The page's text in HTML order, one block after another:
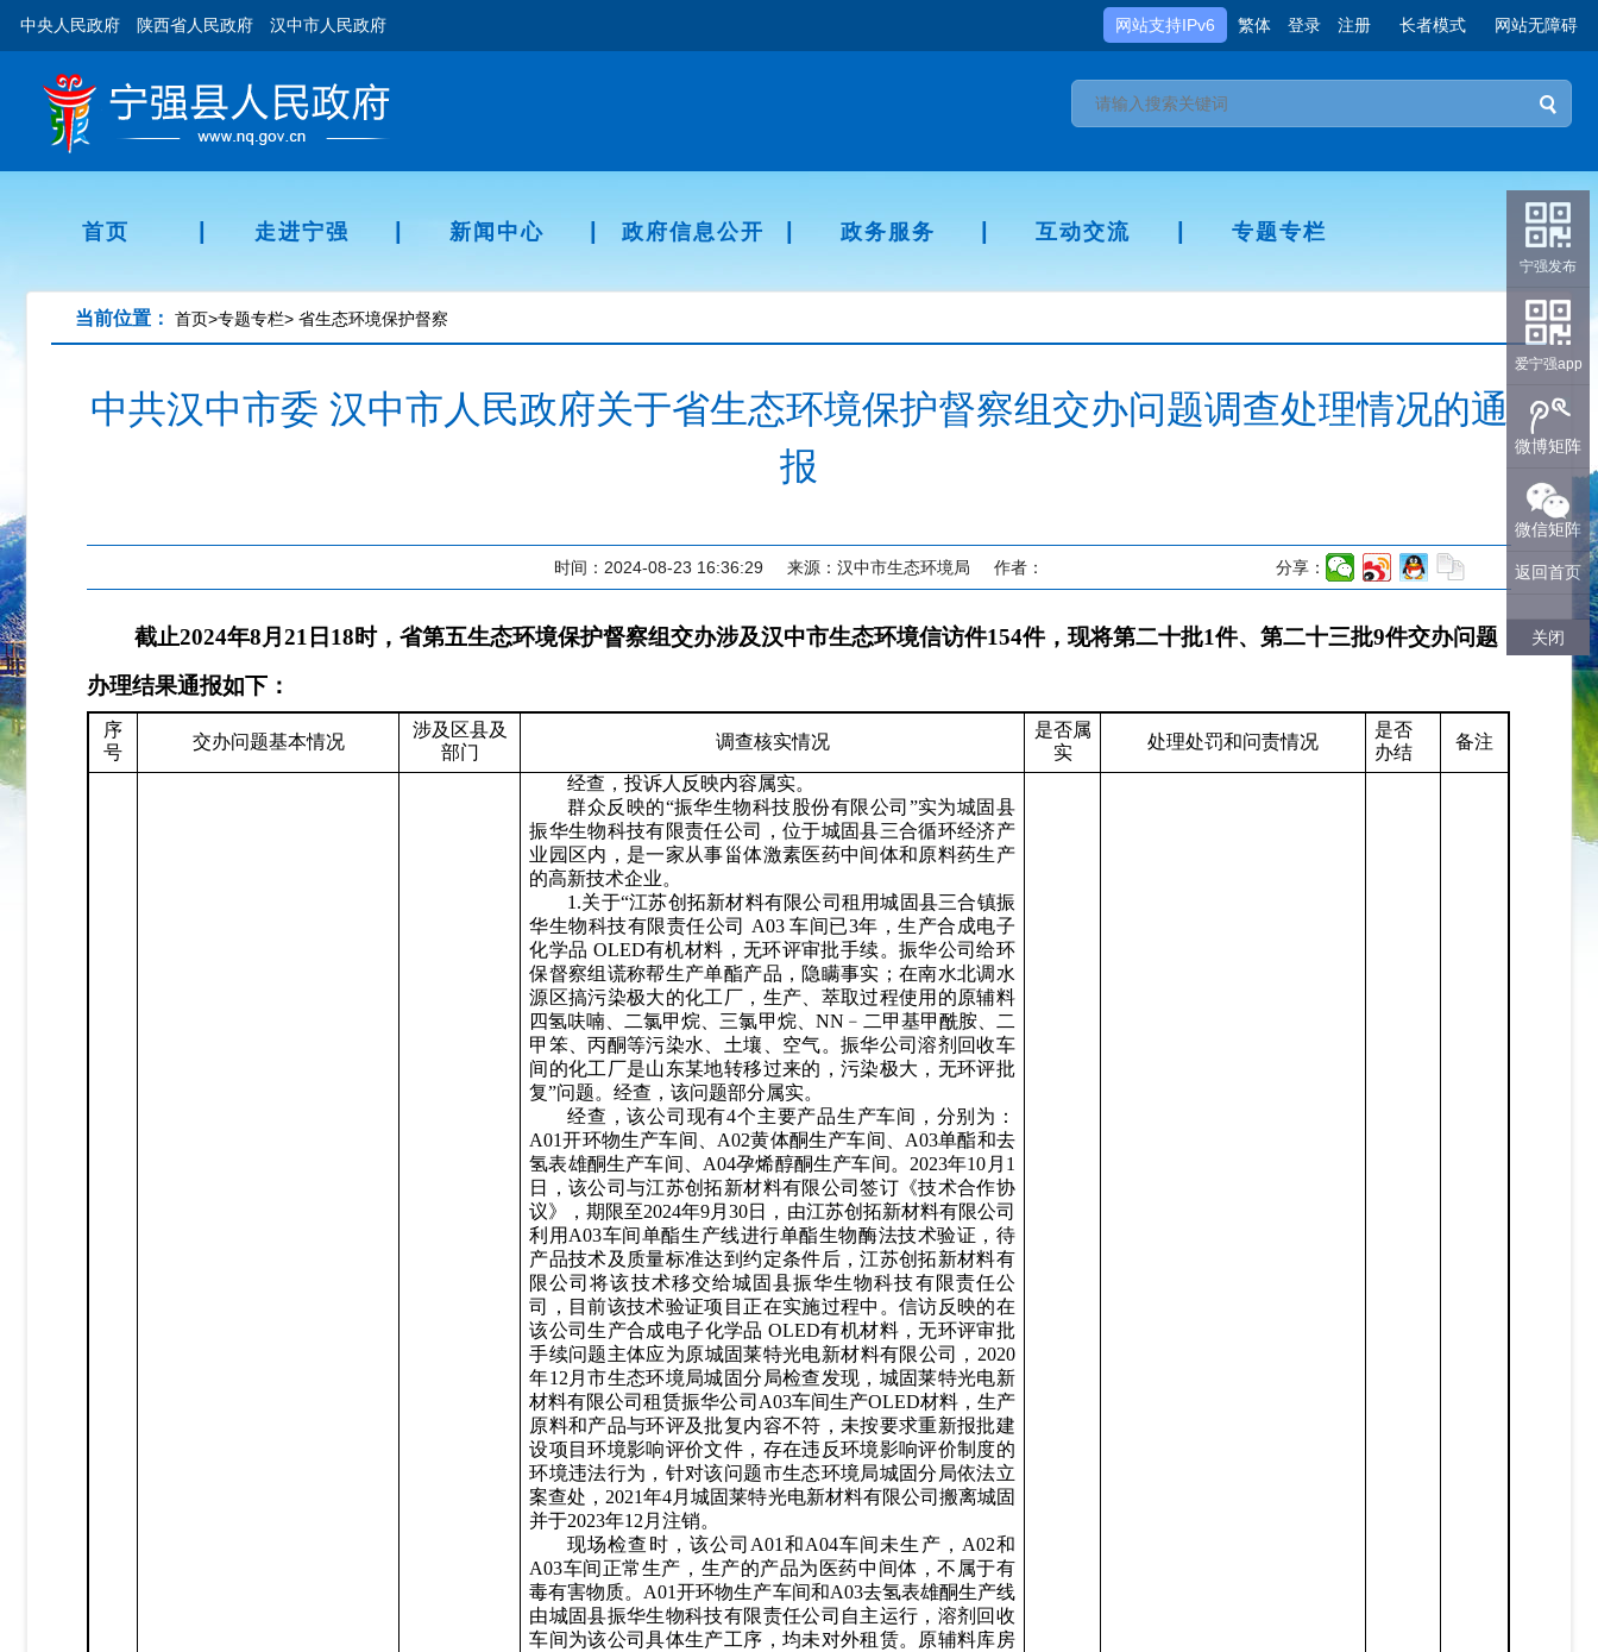
中央人民政府 陕西省人民政府 汉中市人民政府 网站支持IPv6 繁体 登录 注册 长者模式 网站无障碍
首页 走进宁强 新闻中心 政府信息公开 政务服务 互动交流 专题专栏
当前位置： 首页>专题专栏> 省生态环境保护督察
中共汉中市委 汉中市人民政府关于省生态环境保护督察组交办问题调查处理情况的通
报
时间：2024-08-23 16:36:29 来源：汉中市生态环境局 作者： 分享：
截止2024年8月 21 日 18时，省第五生态环境保护督察组交办涉及汉中市生态环境信访件154件，现将第二十批1件、第二十三批9件交办问题
办理结果通报如下：
序
号
交办问题基本情况
涉及区县及
部门
调查核实情况
是否属
实
处理处罚和问责情况
是否
办结
备注
经查，投诉人反映内容属实。
群众反映的“振华生物科技股份有限公司”实为城固县
振华生物科技有限责任公司，位于城固县三合循环经济产
业园区内，是一家从事甾体激素医药中间体和原料药生产
的高新技术企业。
1.关于“江苏创拓新材料有限公司租用城固县三合镇振
华生物科技有限责任公司 A03 车间已3年，生产合成电子
化学品 OLED有机材料，无环评审批手续。振华公司给环
保督察组谎称帮生产单酯产品，隐瞒事实；在南水北调水
源区搞污染极大的化工厂，生产、萃取过程使用的原辅料
四氢呋喃、二氯甲烷、三氯甲烷、NN﹣二甲基甲酰胺、二
甲笨、丙酮等污染水、土壤、空气。振华公司溶剂回收车
间的化工厂是山东某地转移过来的，污染极大，无环评批
复”问题。经查，该问题部分属实。
经查，该公司现有4个主要产品生产车间，分别为：
A01开环物生产车间、A02黄体酮生产车间、A03单酯和去
氢表雄酮生产车间、A04孕烯醇酮生产车间。2023年10月1
日，该公司与江苏创拓新材料有限公司签订《技术合作协
议》，期限至2024年9月30日，由江苏创拓新材料有限公司
利用A03车间单酯生产线进行单酯生物酶法技术验证，待
产品技术及质量标准达到约定条件后，江苏创拓新材料有
限公司将该技术移交给城固县振华生物科技有限责任公
司，目前该技术验证项目正在实施过程中。信访反映的在
该公司生产合成电子化学品 OLED有机材料，无环评审批
手续问题主体应为原城固莱特光电新材料有限公司，2020
年12月市生态环境局城固分局检查发现，城固莱特光电新
材料有限公司租赁振华公司A03车间生产OLED材料，生产
原料和产品与环评及批复内容不符，未按要求重新报批建
设项目环境影响评价文件，存在违反环境影响评价制度的
环境违法行为，针对该问题市生态环境局城固分局依法立
案查处，2021年4月城固莱特光电新材料有限公司搬离城固
并于2023年12月注销。
现场检查时，该公司 A01和A04车间未生产，A02和
A03车间正常生产，生产的产品为医药中间体，不属于有
毒有害物质。A01开环物生产车间和A03去氢表雄酮生产线
由城固县振华生物科技有限责任公司自主运行，溶剂回收
车间为该公司具体生产工序，均未对外租赁。原辅料库房
宁强发布
爱宁强app
微博矩阵
微信矩阵
返回首页
关闭